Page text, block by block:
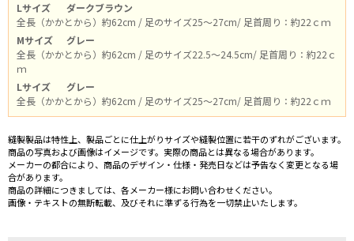
Lサイズ
ダークブラウン
全長（かかとから）約62cm / 足のサイズ25～27cm/ 足首周り：約22ｃｍ
Mサイズ
グレー
全長（かかとから）約62cm / 足のサイズ22.5～24.5cm/ 足首周り：約22ｃ
ｍ
Lサイズ
グレー
全長（かかとから）約62cm / 足のサイズ25～27cm/ 足首周り：約22ｃｍ
縫製製品は特性上、製品ごとに仕上がりサイズや縫製位置に若干のずれがございます。
商品の写真および画像はイメージです。実際の商品とは異なる場合があります。
メーカーの都合により、商品のデザイン・仕様・発売日などは予告なく変更となる場
合があります。
商品の詳細につきましては、各メーカー様にお問い合わせください。
画像・テキストの無断転載、及びそれに準ずる行為を一切禁止いたします。